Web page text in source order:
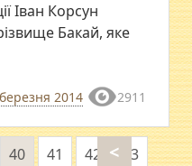
Іван Корсун
Бакай, яке
2014 2911
<
40 41 42
43